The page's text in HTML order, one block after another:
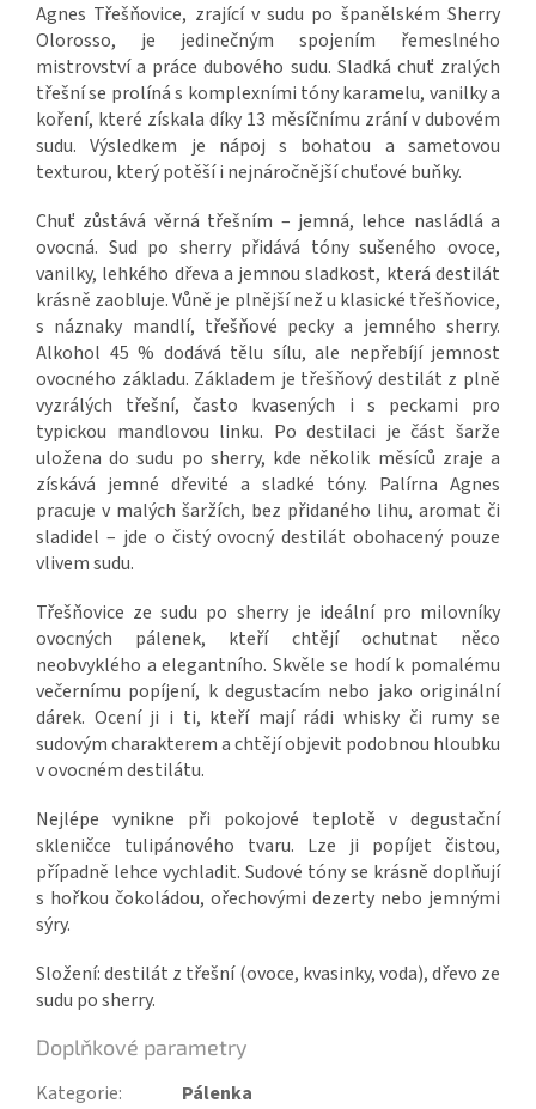
Agnes Třešňovice, zrající v sudu po španělském Sherry
Olorosso, je jedinečným spojením řemeslného
mistrovství a práce dubového sudu. Sladká chuť zralých
třešní se prolíná s komplexními tóny karamelu, vanilky a
koření, které získala díky 13 měsíčnímu zrání v dubovém
sudu. Výsledkem je nápoj s bohatou a sametovou
texturou, který potěší i nejnáročnější chuťové buňky.
Chuť zůstává věrná třešním – jemná, lehce nasládlá a
ovocná. Sud po sherry přidává tóny sušeného ovoce,
vanilky, lehkého dřeva a jemnou sladkost, která destilát
krásně zaobluje. Vůně je plnější než u klasické třešňovice,
s náznaky mandlí, třešňové pecky a jemného sherry.
Alkohol 45 % dodává tělu sílu, ale nepřebíjí jemnost
ovocného základu. Základem je třešňový destilát z plně
vyzrálých třešní, často kvasených i s peckami pro
typickou mandlovou linku. Po destilaci je část šarže
uložena do sudu po sherry, kde několik měsíců zraje a
získává jemné dřevité a sladké tóny. Palírna Agnes
pracuje v malých šaržích, bez přidaného lihu, aromat či
sladidel – jde o čistý ovocný destilát obohacený pouze
vlivem sudu.
Třešňovice ze sudu po sherry je ideální pro milovníky
ovocných pálenek, kteří chtějí ochutnat něco
neobvyklého a elegantního. Skvěle se hodí k pomalému
večernímu popíjení, k degustacím nebo jako originální
dárek. Ocení ji i ti, kteří mají rádi whisky či rumy se
sudovým charakterem a chtějí objevit podobnou hloubku
v ovocném destilátu.
Nejlépe vynikne při pokojové teplotě v degustační
skleničce tulipánového tvaru. Lze ji popíjet čistou,
případně lehce vychladit. Sudové tóny se krásně doplňují
s hořkou čokoládou, ořechovými dezerty nebo jemnými
sýry.
Složení: destilát z třešní (ovoce, kvasinky, voda), dřevo ze
sudu po sherry.
Doplňkové parametry
Kategorie:
Pálenka